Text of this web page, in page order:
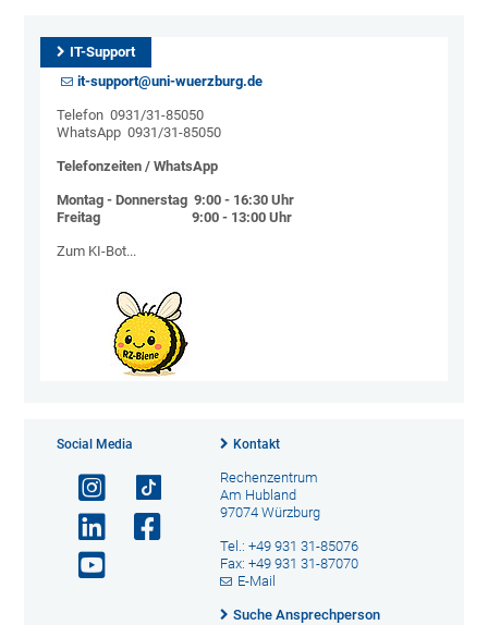
IT-Support
it-support@uni-wuerzburg.de
Telefon 0931/31-85050
WhatsApp 0931/31-85050
Telefonzeiten / WhatsApp
Montag - Donnerstag 9:00 - 16:30 Uhr
Freitag 9:00 - 13:00 Uhr
Zum KI-Bot...
Social Media Kontakt
Rechenzentrum
Am Hubland
97074 Würzburg
Tel.: +49 931 31-85076
Fax: +49 931 31-87070
E-Mail
Suche Ansprechperson